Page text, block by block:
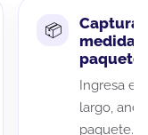
Captura
medidas
paquete
Ingresa el
largo,
paquete.